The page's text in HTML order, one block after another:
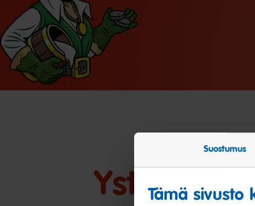
Suostumus
Tämä sivusto
Ystäväni